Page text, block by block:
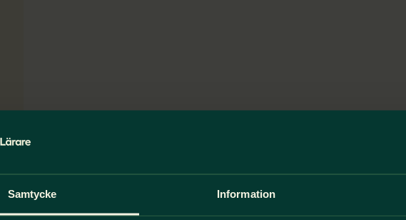
Samtycke Information